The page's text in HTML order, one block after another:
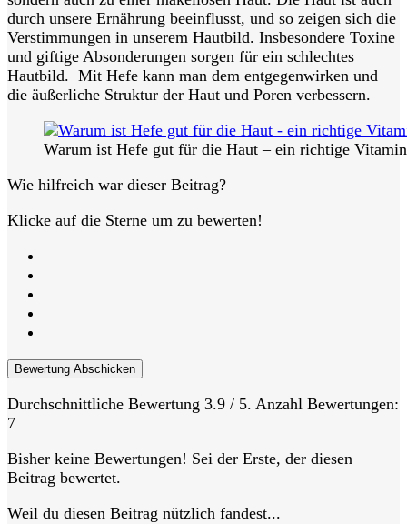
durch unsere Ernährung beeinflusst, und so zeigen sich die
Verstimmungen in unserem Hautbild. Insbesondere Toxine
und giftige Absonderungen sorgen für ein schlechtes
Hautbild. Mit Hefe kann man dem entgegenwirken und
die äußerliche Struktur der Haut und Poren verbessern.
Warum ist Hefe gut für die Haut – ein richtige
Wie hilfreich war dieser Beitrag?
Klicke auf die Sterne um zu bewerten!
Bewertung Abschicken
Durchschnittliche Bewertung 3.9 / 5. Anzahl Bewertungen:
7
Bisher keine Bewertungen! Sei der Erste, der diesen
Beitrag bewertet.
Weil du diesen Beitrag nützlich fandest...